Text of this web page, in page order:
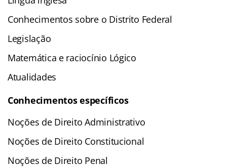
Conhecimentos sobre o Distrito Federal
Legislação
Matemática e raciocínio Lógico
Atualidades
Conhecimentos específicos
Noções de Direito Administrativo
Noções de Direito Constitucional
Noções de Direito Penal